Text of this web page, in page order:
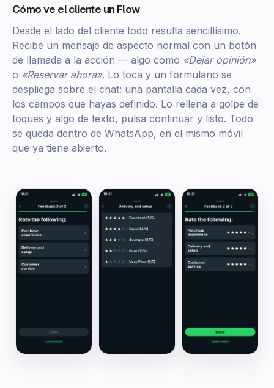
Cómo ve el cliente un Flow
Desde el lado del cliente todo resulta sencillísimo.
Recibe un mensaje de aspecto normal con un botón
de llamada a la acción — algo como «Dejar opinión»
o «Reservar ahora». Lo toca y un formulario se
despliega sobre el chat: una pantalla cada vez, con
los campos que hayas definido. Lo rellena a golpe de
toques y algo de texto, pulsa continuar y listo. Todo
se queda dentro de WhatsApp, en el mismo móvil
que ya tiene abierto.